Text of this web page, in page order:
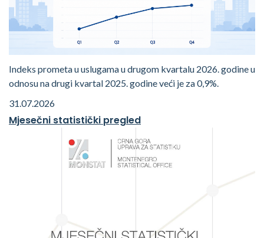
Indeks prometa u uslugama u drugom kvartalu 2026. godine u
odnosu na drugi kvartal 2025. godine veći je za 0,9%.
31.07.2026
Mjesečni statistički pregled